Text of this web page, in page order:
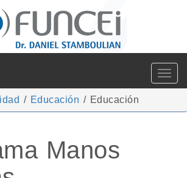
Toggle
/ Educación / Educación
Manos